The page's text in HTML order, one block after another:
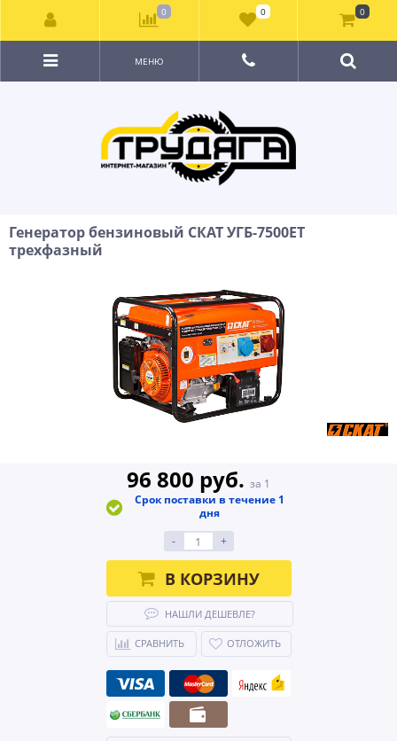
МЕНЮ
Генератор бензиновый СКАТ УГБ-7500ЕТ
трехфазный
96 800 руб. за 1
Срок поставки в течение 1
дня
-
+
В КОРЗИНУ
НАШЛИ ДЕШЕВЛЕ?
СРАВНИТЬ ОТЛОЖИТЬ
0 0 0